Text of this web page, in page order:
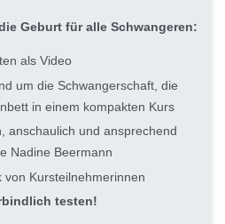
Geburt für alle Schwangeren:
als Video
um die Schwangerschaft, die
in einem kompakten Kurs
anschaulich und ansprechend
Nadine Beermann
Kursteilnehmerinnen
testen!